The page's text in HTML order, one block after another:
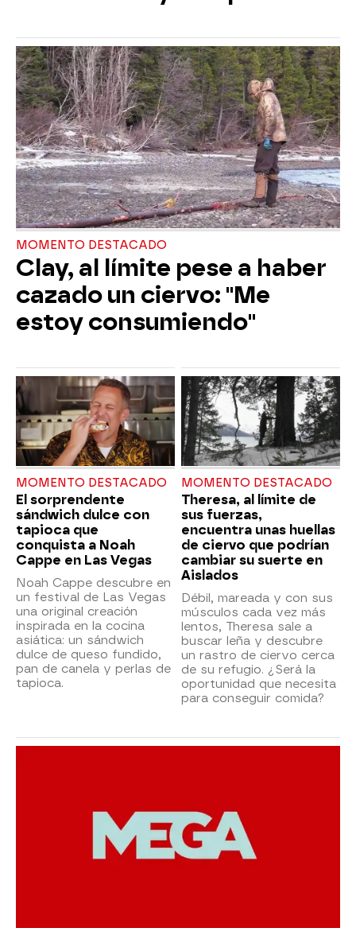
MOMENTO DESTACADO
Clay, al límite pese a haber
cazado un ciervo: "Me
estoy consumiendo"
MOMENTO DESTACADO
El sorprendente
sándwich dulce con
tapioca que
conquista a Noah
Cappe en Las Vegas
Noah Cappe descubre en
un festival de Las Vegas
una original creación
inspirada en la cocina
asiática: un sándwich
dulce de queso fundido,
pan de canela y perlas de
tapioca.
MOMENTO DESTACADO
Theresa, al límite de
sus fuerzas,
encuentra unas huellas
de ciervo que podrían
cambiar su suerte en
Aislados
Débil, mareada y con sus
músculos cada vez más
lentos, Theresa sale a
buscar leña y descubre
un rastro de ciervo cerca
de su refugio. ¿Será la
oportunidad que necesita
para conseguir comida?